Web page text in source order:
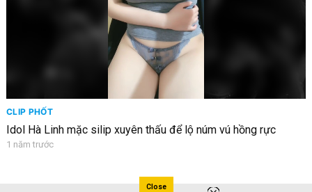
CLIP PHỐT
Idol Hà Linh mặc silip xuyên thấu để lộ núm vú hồng rực
1 năm trước
Close